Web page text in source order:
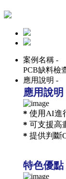
案例名稱 -
PCB缺料檢
應用說明 -
應用說明
* 使用AI進
* 可支援高
* 提供判斷
特色優點